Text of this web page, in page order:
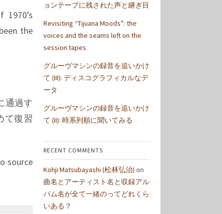
the
通過す
て復習
source
ョンテープに残された声と継ぎ目
Revisiting “Tijuana Moods”: the
voices and the seams left on the
session tapes
グルーヴマシンの録音を追いかけ
て (III): ディスコグラフィカルなデ
ータ
グルーヴマシンの録音を追いかけ
て (II): 時系列順に聞いてみる
RECENT COMMENTS
Kohji Matsubayashi (松林弘治) on
曲名とアーティスト名と収録アル
バム名が全て一緒のってどれくら
いある？